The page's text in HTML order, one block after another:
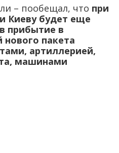
– пообещал, что при
Киеву будет еще
прибытие в
пакета
артиллерией,
машинами